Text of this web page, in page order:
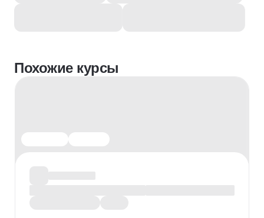
Похожие курсы